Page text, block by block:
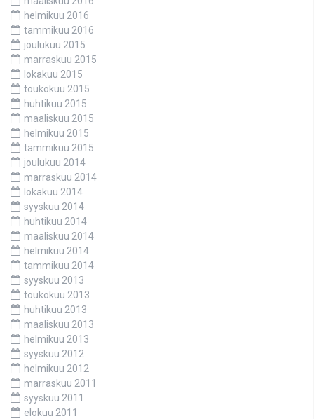
helmikuu 2016
tammikuu 2016
joulukuu 2015
marraskuu 2015
lokakuu 2015
toukokuu 2015
huhtikuu 2015
maaliskuu 2015
helmikuu 2015
tammikuu 2015
joulukuu 2014
marraskuu 2014
lokakuu 2014
syyskuu 2014
huhtikuu 2014
maaliskuu 2014
helmikuu 2014
tammikuu 2014
syyskuu 2013
toukokuu 2013
huhtikuu 2013
maaliskuu 2013
helmikuu 2013
syyskuu 2012
helmikuu 2012
marraskuu 2011
syyskuu 2011
elokuu 2011